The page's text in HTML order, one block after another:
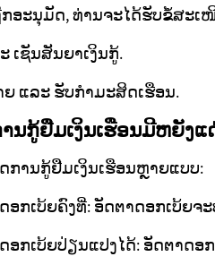
ອະນຸມັດ, ທ່ານຈະໄດ້ຮັບຂໍ້ສະເ
ເຊັນສັນຍາເງິນກູ້.
ແລະ ຮັບກຳມະສິດເຮືອນ.
ນກູ້ຢືມເງິນເຮືອນມີຫຍັງແ
ການກູ້ຢືມເງິນເຮືອນຫຼາຍແບບ:
ອກເບ້ຍຄົງທີ່: ອັດຕາດອກເບ້ຍ
ອກເບ້ຍປ່ຽນແປງໄດ້: ອັດຕາດ